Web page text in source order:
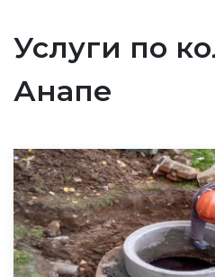
Услуги по
Анапе